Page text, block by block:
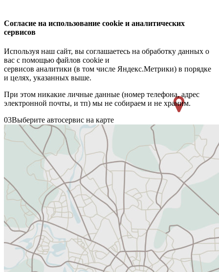
Согласие на использование cookie и аналитических
сервисов
Используя наш сайт, вы соглашаетесь на обработку данных о
вас с помощью файлов cookie и
сервисов аналитики (в том числе Яндекс.Метрики) в порядке
и целях, указанных выше.
При этом никакие личные данные (номер телефона, адрес
электронной почты, и тп) мы не собираем и не храним.
03Выберите автосервис на карте